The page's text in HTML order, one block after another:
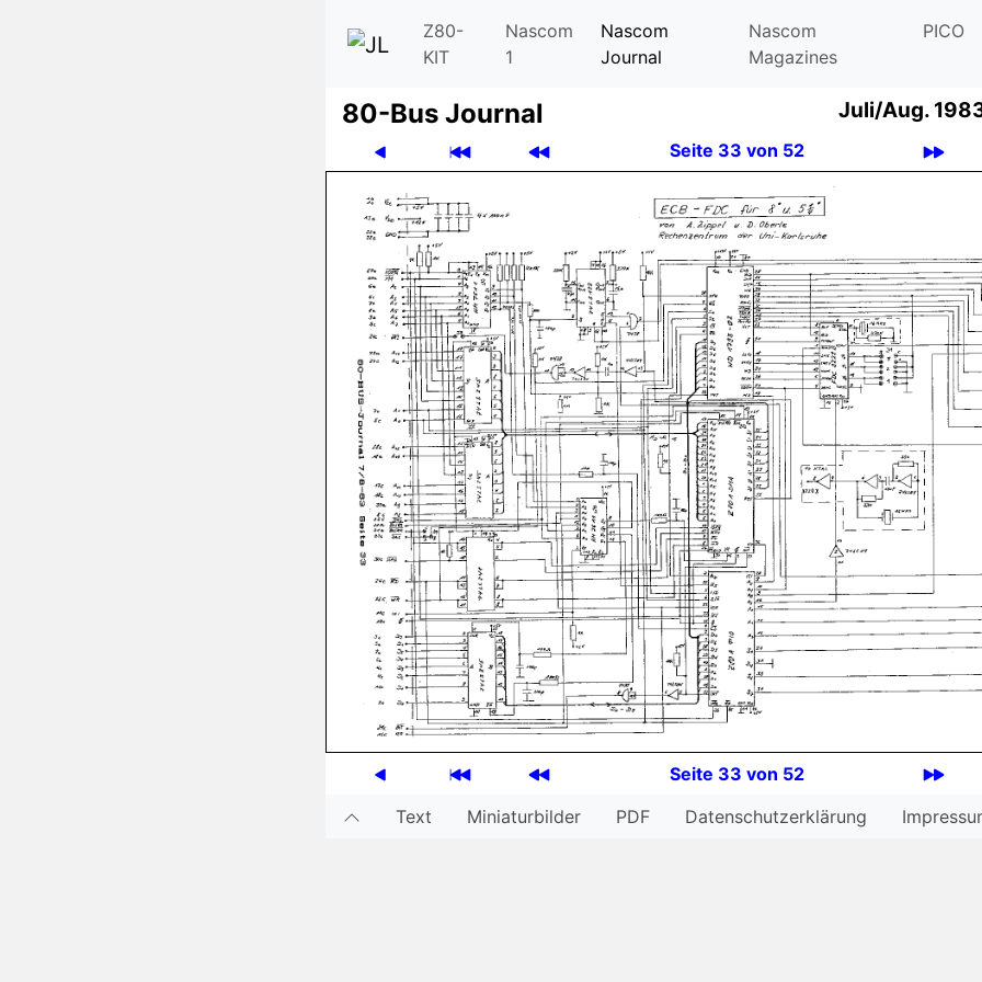
Z80-
KIT
Nascom
1
Nascom
Journal
Nascom
Magazines
PICO
80-Bus Journal Juli/Aug.
Seite 33 von 52
Seite 33 von 52
Text
Miniatur­bilder PDF Datenschutzerklärung